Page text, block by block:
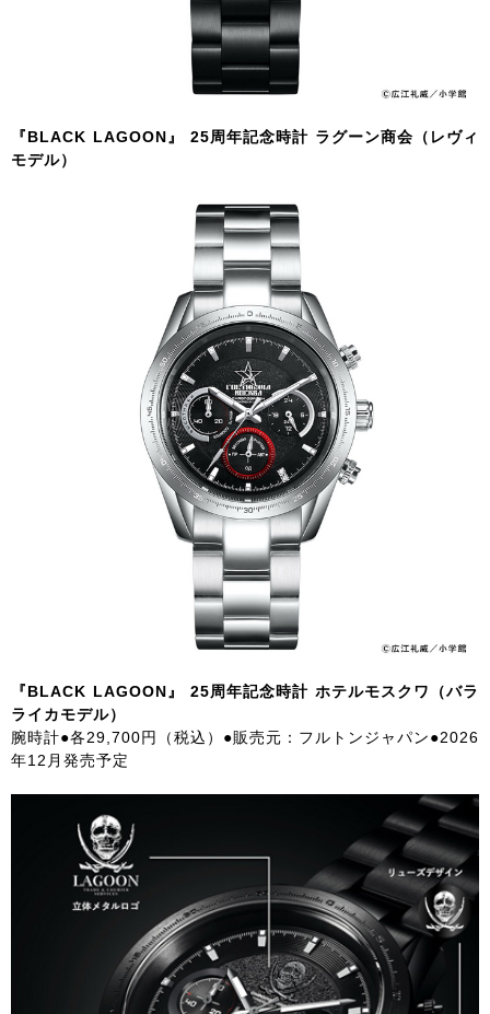
『BLACK LAGOON』 25周年記念時計 ラグーン商会（レヴィ
モデル）
『BLACK LAGOON』 25周年記念時計 ホテルモスクワ（バラ
ライカモデル）
腕時計●各29,700円（税込）●販売元：フルトンジャパン●2026
年12月発売予定